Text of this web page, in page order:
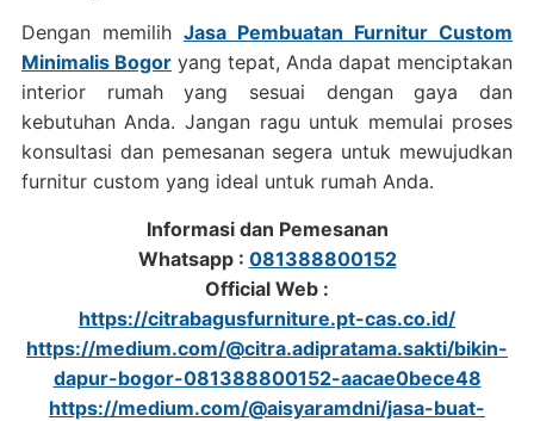
Dengan memilih Jasa Pembuatan Furnitur Custom
Minimalis Bogoryang tepat, Anda dapat menciptakan
interior rumah yang sesuai dengan gaya dan
kebutuhan Anda. Jangan ragu untuk memulai proses
konsultasi dan pemesanan segera untuk mewujudkan
furnitur custom yang ideal untuk rumah Anda.
Informasi dan Pemesanan
Whatsapp : 081388800152
Official Web :
https://citrabagusfurniture.pt-cas.co.id/
https://medium.com/@citra.adipratama.sakti/bikin-
dapur-bogor-081388800152-aacae0bece48
https://medium.com/@aisyaramdni/jasa-buat-